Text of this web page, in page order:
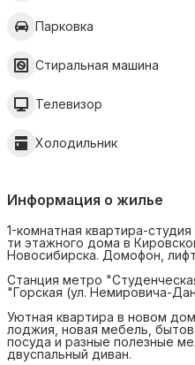
Парковка
Стиральная машина
Телевизор
Холодильник
Информация о жилье
1-комнатная квартира-
ти этажного дома в
Новосибирска. Домофон,
Станция метро
"Горская (ул. Немировича-
Уютная квартира в новом
лоджия, новая мебель,
посуда и разные полезные
двуспальный диван.